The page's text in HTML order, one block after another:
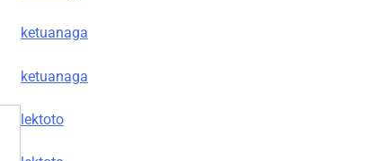
ketuanaga
ketuanaga
lektoto